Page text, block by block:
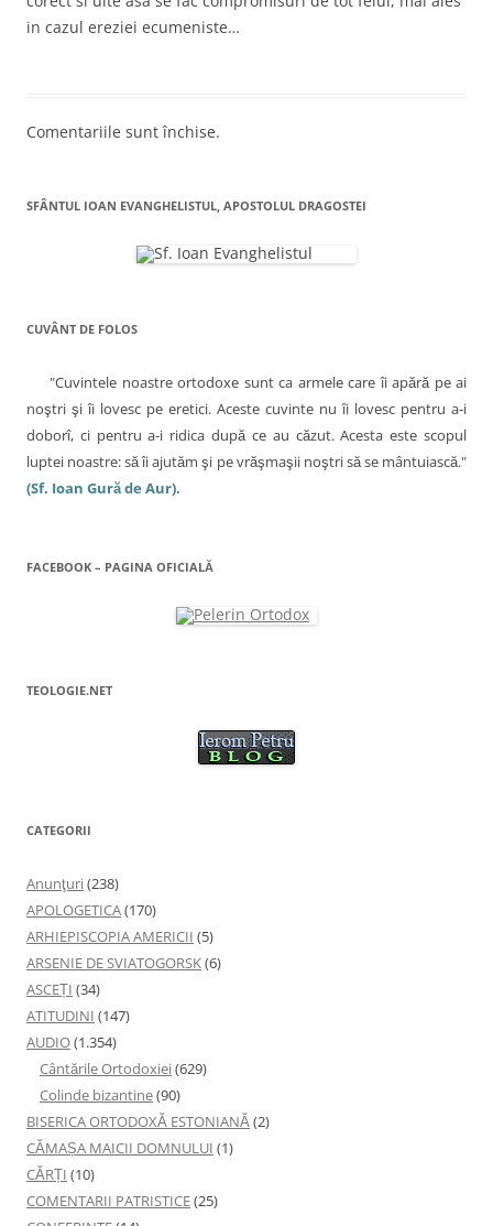
in cazul ereziei ecumeniste…
Comentariile sunt închise.
SFÂNTUL IOAN EVANGHELISTUL, APOSTOLUL DRAGOSTEI
CUVÂNT DE FOLOS
"Cuvintele noastre ortodoxe sunt ca armele care îi apără pe ai
noştri şi îi lovesc pe eretici. Aceste cuvinte nu îi lovesc pentru a-i
doborî, ci pentru a-i ridica după ce au căzut. Acesta este scopul
luptei noastre: să îi ajutăm şi pe vrăşmaşii noştri să se mântuiască."
(Sf. Ioan Gură de Aur).
FACEBOOK – PAGINA OFICIALĂ
TEOLOGIE.NET
CATEGORII
Anunţuri(238)
APOLOGETICA(170)
ARHIEPISCOPIA AMERICII (5)
ARSENIE DE SVIATOGORSK(6)
ASCEȚI (34)
ATITUDINI (147)
AUDIO(1.354)
Cântările Ortodoxiei(629)
Colinde bizantine(90)
BISERICA ORTODOXĂ ESTONIANĂ(2)
CĂMAȘA MAICII DOMNULUI (1)
CĂRȚI (10)
COMENTARII PATRISTICE(25)